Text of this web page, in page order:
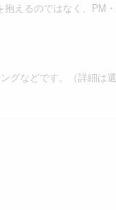
えるのではなく、PM
グなどです。（詳細は